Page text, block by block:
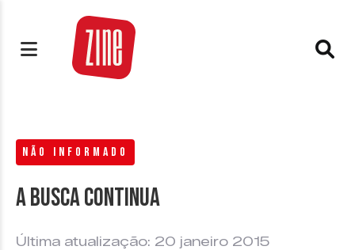
NÃO INFORMADO
A busca continua
Última atualização: 20 janeiro 2015